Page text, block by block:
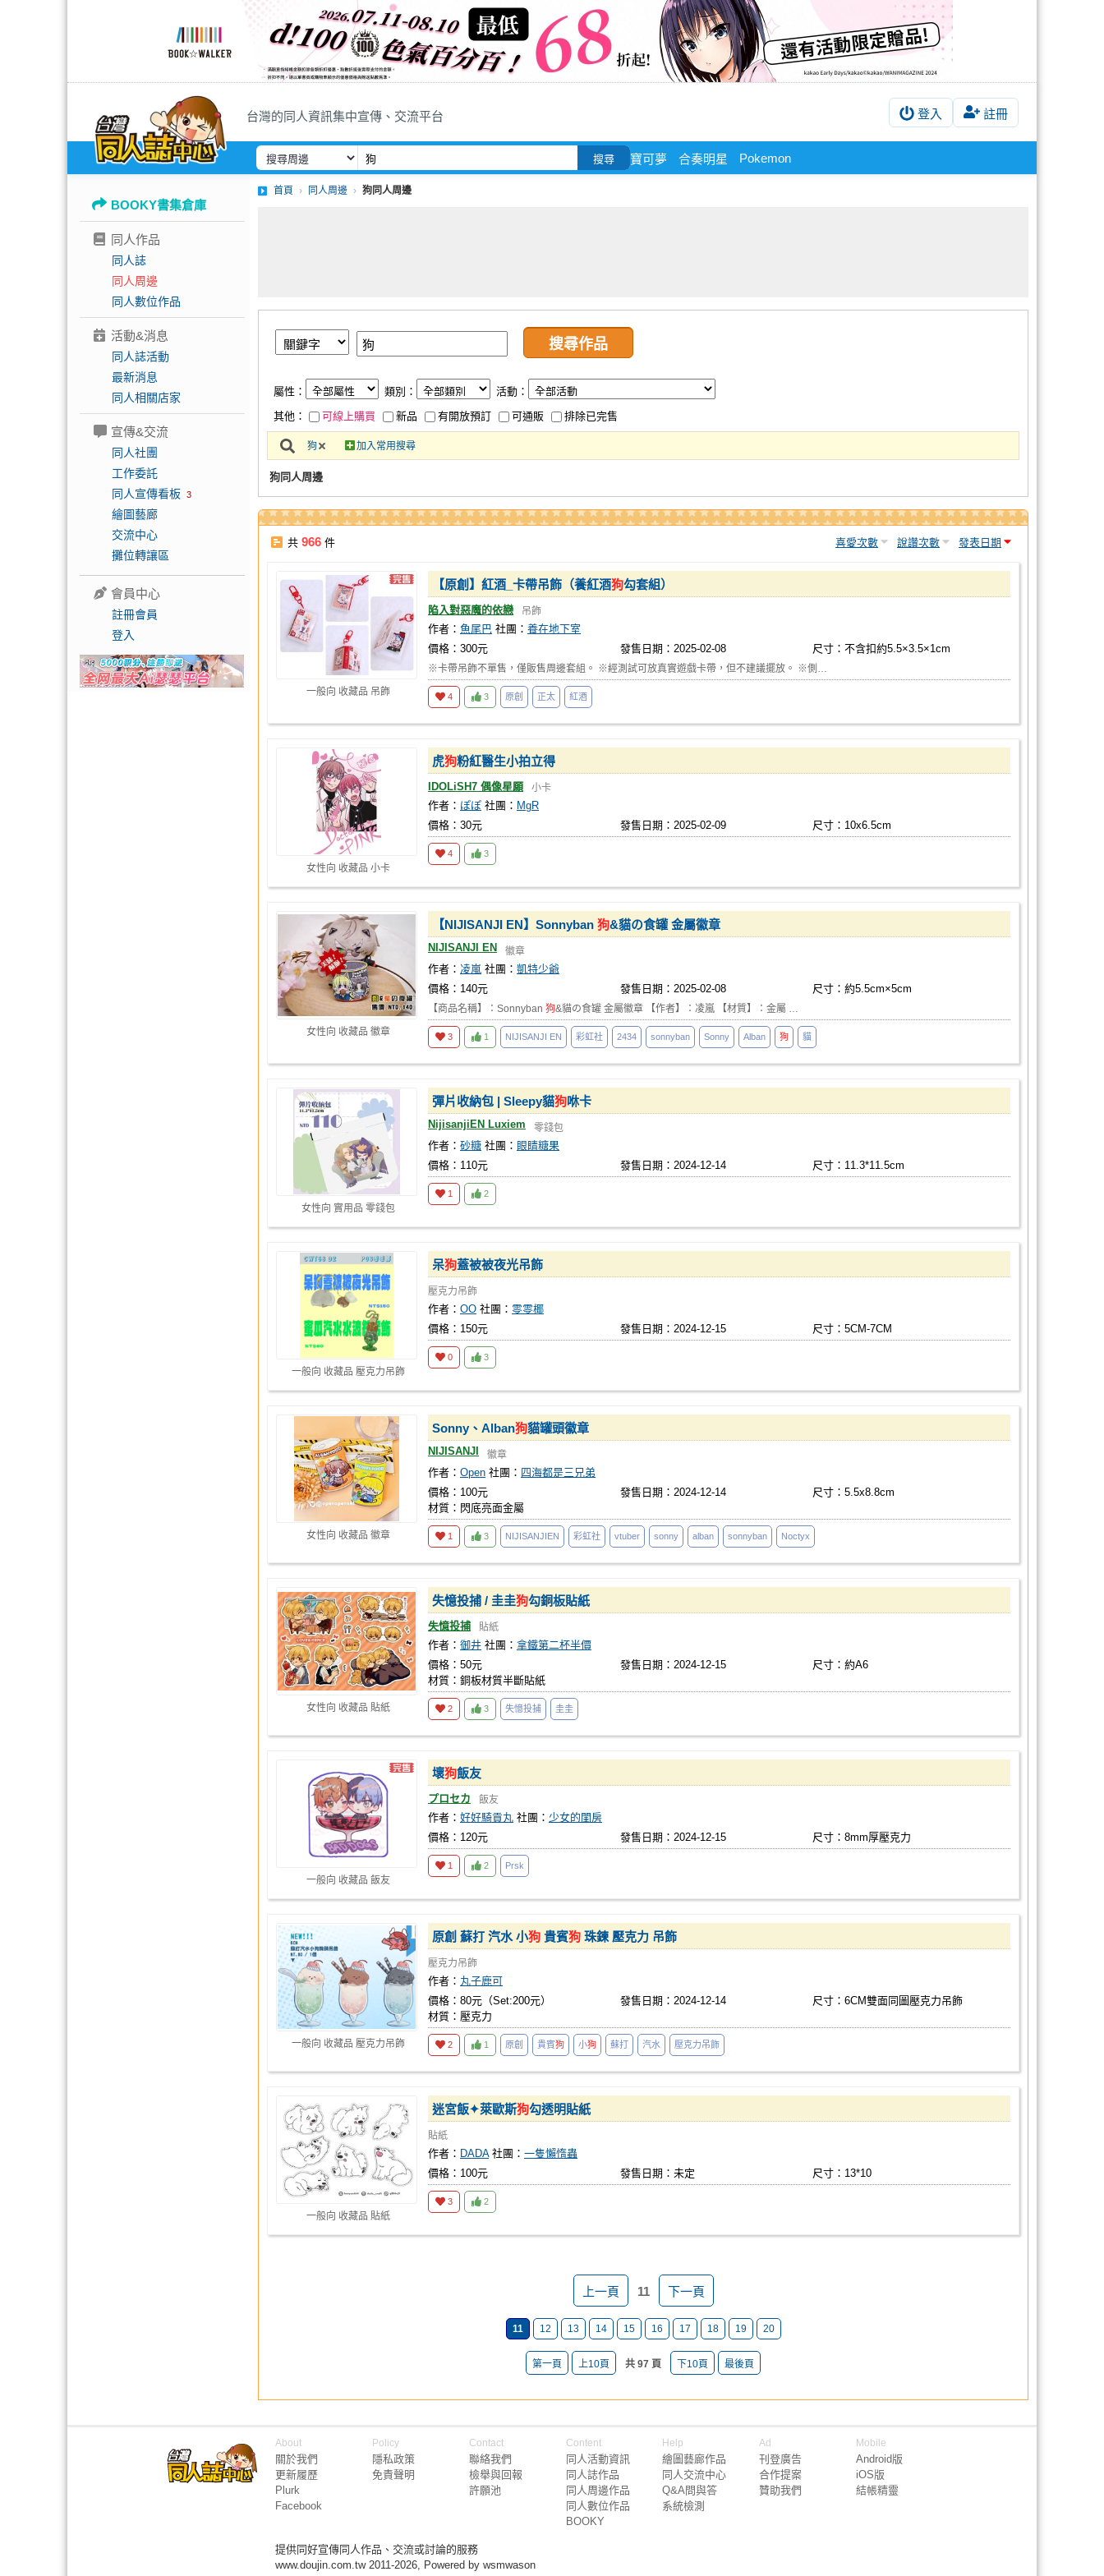
台灣的同人資訊集中宣傳、交流平台 登入 註冊
搜尋 寶可夢 合奏明星 Pokemon
BOOKY書集倉庫
同人作品
同人誌
同人周邊
同人數位作品
活動&消息
同人誌活動
最新消息
同人相關店家
宣傳&交流
同人社團
工作委託
同人宣傳看板 3
繪圖藝廊
交流中心
攤位轉讓區
會員中心
註冊會員
登入
首頁 同人周邊 狗同人周邊
屬性： 類別：
活動：
其他：
可線上購買 新品 有開放預訂 可通販 排除已完售
狗 加入常用搜尋
狗同人周邊
共 966 件 喜愛次數 說讚次數 發表日期
一般向 收藏品 吊飾
【原創】紅酒_卡帶吊飾（養紅酒狗勾套組）
陷入對惡魔的依戀 吊飾
作者： 魚尾巴 社團： 養在地下室
價格：300元
發售日期：2025-02-08 尺寸：不含扣約5.5×3.5×1cm
※卡帶吊飾不單售，僅販售周邊套組。 ※經測試可放真實遊戲卡帶，但不建議擺放。 ※側…
4 3 原創 正太 紅酒
女性向 收藏品 小卡
虎狗粉紅醫生小拍立得
IDOLiSH7 偶像星願 小卡
作者： ぽぽ 社團： MgR
價格：30元
發售日期：2025-02-09 尺寸：10x6.5cm
4 3
女性向 收藏品 徽章
【NIJISANJI EN】Sonnyban 狗&貓の食罐 金屬徽章
NIJISANJI EN 徽章
作者： 凌嵐 社團： 凱特少爺
價格：140元
發售日期：2025-02-08 尺寸：約5.5cm×5cm
【商品名稱】：Sonnyban 狗&貓の食罐 金屬徽章 【作者】：凌嵐 【材質】：金屬 …
3 1 NIJISANJI EN 彩虹社 2434 sonnyban Sonny Alban 狗 貓
女性向 實用品 零錢包
彈片收納包 | Sleepy貓狗咻卡
NijisanjiEN Luxiem 零錢包
作者： 砂糖 社團： 眼睛糖果
價格：110元
發售日期：2024-12-14 尺寸：11.3*11.5cm
1 2
一般向 收藏品 壓克力吊飾
呆狗蓋被被夜光吊飾
壓克力吊飾
作者： OO 社團： 零零椰
價格：150元
發售日期：2024-12-15 尺寸：5CM-7CM
0 3
女性向 收藏品 徽章
Sonny、Alban狗貓罐頭徽章
NIJISANJI 徽章
作者： Open 社團： 四海都是三兄弟
價格：100元
發售日期：2024-12-14
尺寸：5.5x8.8cm
材質：閃底亮面金屬
1 3 NIJISANJIEN 彩虹社 vtuber sonny alban sonnyban Noctyx
女性向 收藏品 貼紙
失憶投捕 / 圭圭狗勾銅板貼紙
失憶投捕 貼紙
作者： 御井 社團： 拿鐵第二杯半價
價格：50元
發售日期：2024-12-15
尺寸：約A6
材質：銅板材質半斷貼紙
2 3 失憶投捕 圭圭
一般向 收藏品 飯友
壞狗飯友
プロセカ 飯友
作者： 好好騎貢丸 社團： 少女的閨房
價格：120元
發售日期：2024-12-15 尺寸：8mm厚壓克力
1 2 Prsk
一般向 收藏品 壓克力吊飾
原創 蘇打 汽水 小狗 貴賓狗 珠鍊 壓克力 吊飾
壓克力吊飾
作者： 丸子鹿可
價格：80元（Set:200元）
發售日期：2024-12-14
尺寸：6CM雙面同圖壓克力吊飾
材質：壓克力
2 1 原創 貴賓狗 小狗 蘇打 汽水 壓克力吊飾
一般向 收藏品 貼紙
迷宮飯✦萊歐斯狗勾透明貼紙
貼紙
作者： DADA 社團： 一隻懶惰蟲
價格：100元
發售日期：未定 尺寸：13*10
3 2
上一頁 11 下一頁
11 12 13 14 15 16 17 18 19 20
第一頁 上10頁 共 97 頁 下10頁 最後頁
About
關於我們
更新履歷
Plurk
Facebook
Policy
隱私政策
免責聲明
Contact
聯絡我們
檢舉與回報
許願池
Content
同人活動資訊
同人誌作品
同人周邊作品
同人數位作品
BOOKY
Help
繪圖藝廊作品
同人交流中心
Q&A問與答
系統檢測
Ad
刊登廣告
合作提案
贊助我們
Mobile
Android版
iOS版
結帳精靈
提供同好宣傳同人作品、交流或討論的服務
www.doujin.com.tw 2011-2026, Powered by wsmwason